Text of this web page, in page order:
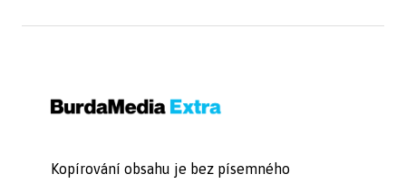
Kopírování obsahu je bez písemného